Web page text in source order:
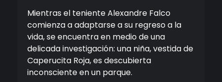
Mientras el teniente Alexandre Falco
comienza a adaptarse a su regreso a la
vida, se encuentra en medio de una
delicada investigación: una niña, vestida de
Caperucita Roja, es descubierta
inconsciente en un parque.